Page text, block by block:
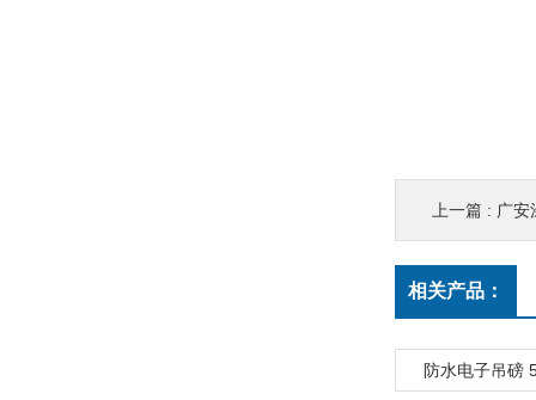
上一篇 : 广安涂
相关产品：
防水电子吊磅